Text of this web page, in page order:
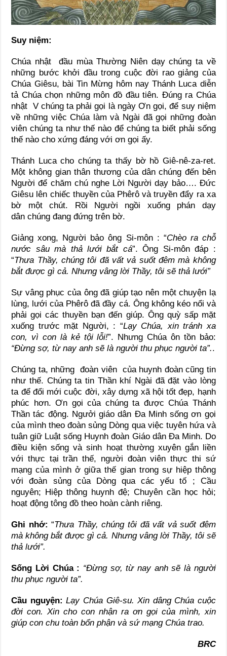
Suy niệm:
Chúa nhật đầu mùa Thường Niên dạy chúng ta về
những bước khởi đầu trong cuộc đời rao giảng của
Chúa Giêsu, bài Tin Mừng hôm nay Thánh Luca diễn
tả Chúa chọn những môn đồ đầu tiên. Đúng ra Chúa
nhật V chúng ta phải gọi là ngày Ơn gọi, để suy niệm
về những việc Chúa làm và Ngài đã gọi những đoàn
viên chúng ta như thế nào để chúng ta biết phải sống
thế nào cho xứng đáng với ơn gọi ấy.
Thánh Luca cho chúng ta thấy bờ hồ Giê-nê-za-ret.
Một không gian thân thương của dân chúng đến bên
Người để chăm chú nghe Lời Người dạy bảo…. Ðức
Giêsu lên chiếc thuyền của Phêrô và truyền đẩy ra xa
bờ một chút. Rồi Người ngồi xuống phán dạy
dân chúng đang đứng trên bờ.
Giảng xong, Người bảo ông Si-môn : “Chèo ra chỗ
nước sâu mà thả lưới bắt cá”. Ông Si-môn đáp :
“Thưa Thầy, chúng tôi đã vất vả suốt đêm mà không
bắt được gì cả. Nhưng vâng lời Thầy, tôi sẽ thả lưới”
Sự vâng phục của ông đã giúp tạo nên một chuyện lạ
lùng, lưới của Phêrô đã đầy cá. Ông không kéo nổi và
phải gọi các thuyền bạn đến giúp. Ông quỳ sấp mặt
xuống trước mặt Người, : “Lạy Chúa, xin tránh xa
con, vì con là kẻtội lỗi!”. Nhưng Chúa ôn tồn bảo:
“Đừng sợ, từnay anh sẽ là người thu phục người ta”..
Chúng ta, những đoàn viên của huynh đoàn cũng tin
như thế. Chúng ta tin Thần khí Ngài đã đặt vào lòng
ta để đổi mới cuộc đời, xây dựng xã hội tốt đẹp, hạnh
phúc hơn. Ơn gọi của chúng ta được Chúa Thánh
Thần tác động. Ngưởi giáo dân Đa Minh sống ơn gọi
của mình theo đoàn sủng Dòng qua việc tuyên hứa và
tuân giữ Luật sống Huynh đoàn Giáo dân Đa Minh. Do
điều kiện sống và sinh hoạt thường xuyên gắn liền
với thực tại trần thế, người đoàn viên thực thi sứ
mạng của mình ở giữa thế gian trong sự hiệp thông
với đoàn sủng của Dòng qua các yếu tố ; Cầu
nguyên; Hiệp thông huynh đệ; Chuyên cần học hỏi;
hoạt động tông đồ theo hoàn cành riêng.
Ghi nhớ: “Thưa Thầy, chúng tôi đã vất vả suốt đêm
mà không bắt được gì cả. Nhưng vâng lời Thầy, tôi sẽ
thả lưới”.
Sống Lời Chúa : “Đừng sợ, từnay anh sẽ là người
thu phục người ta”.
Cầu nguyện: Lạy Chúa Giê-su. Xin dâng Chúa cuộc
đời con. Xin cho con nhận ra ơn gọi của mình, xin
giúp con chu toàn bổn phận và sứ mạng Chúa trao.
BRC